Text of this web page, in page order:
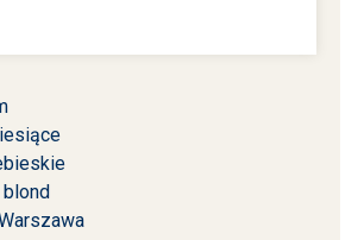
blond